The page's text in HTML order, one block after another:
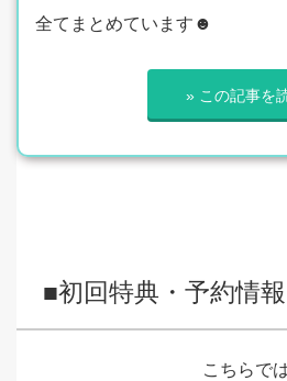
全てまとめています☻
» この記事を
■初回特典・予約情
こちらで